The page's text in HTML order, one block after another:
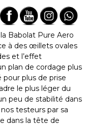
Babolat Pure Aero
à des œillets ovales
et l’effet
plan de cordage plus
plus de prise
le plus léger du
peu de stabilité dans
testeurs par sa
dans la tête de